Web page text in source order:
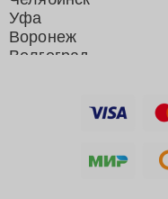
Уфа
Воронеж
Волгоград
Хабаровск